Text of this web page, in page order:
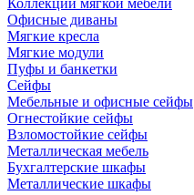
Коллекции мягкой мебели
Офисные диваны
Мягкие кресла
Мягкие модули
Пуфы и банкетки
Сейфы
Мебельные и офисные сейфы
Огнестойкие сейфы
Взломостойкие сейфы
Металлическая мебель
Бухгалтерские шкафы
Металлические шкафы